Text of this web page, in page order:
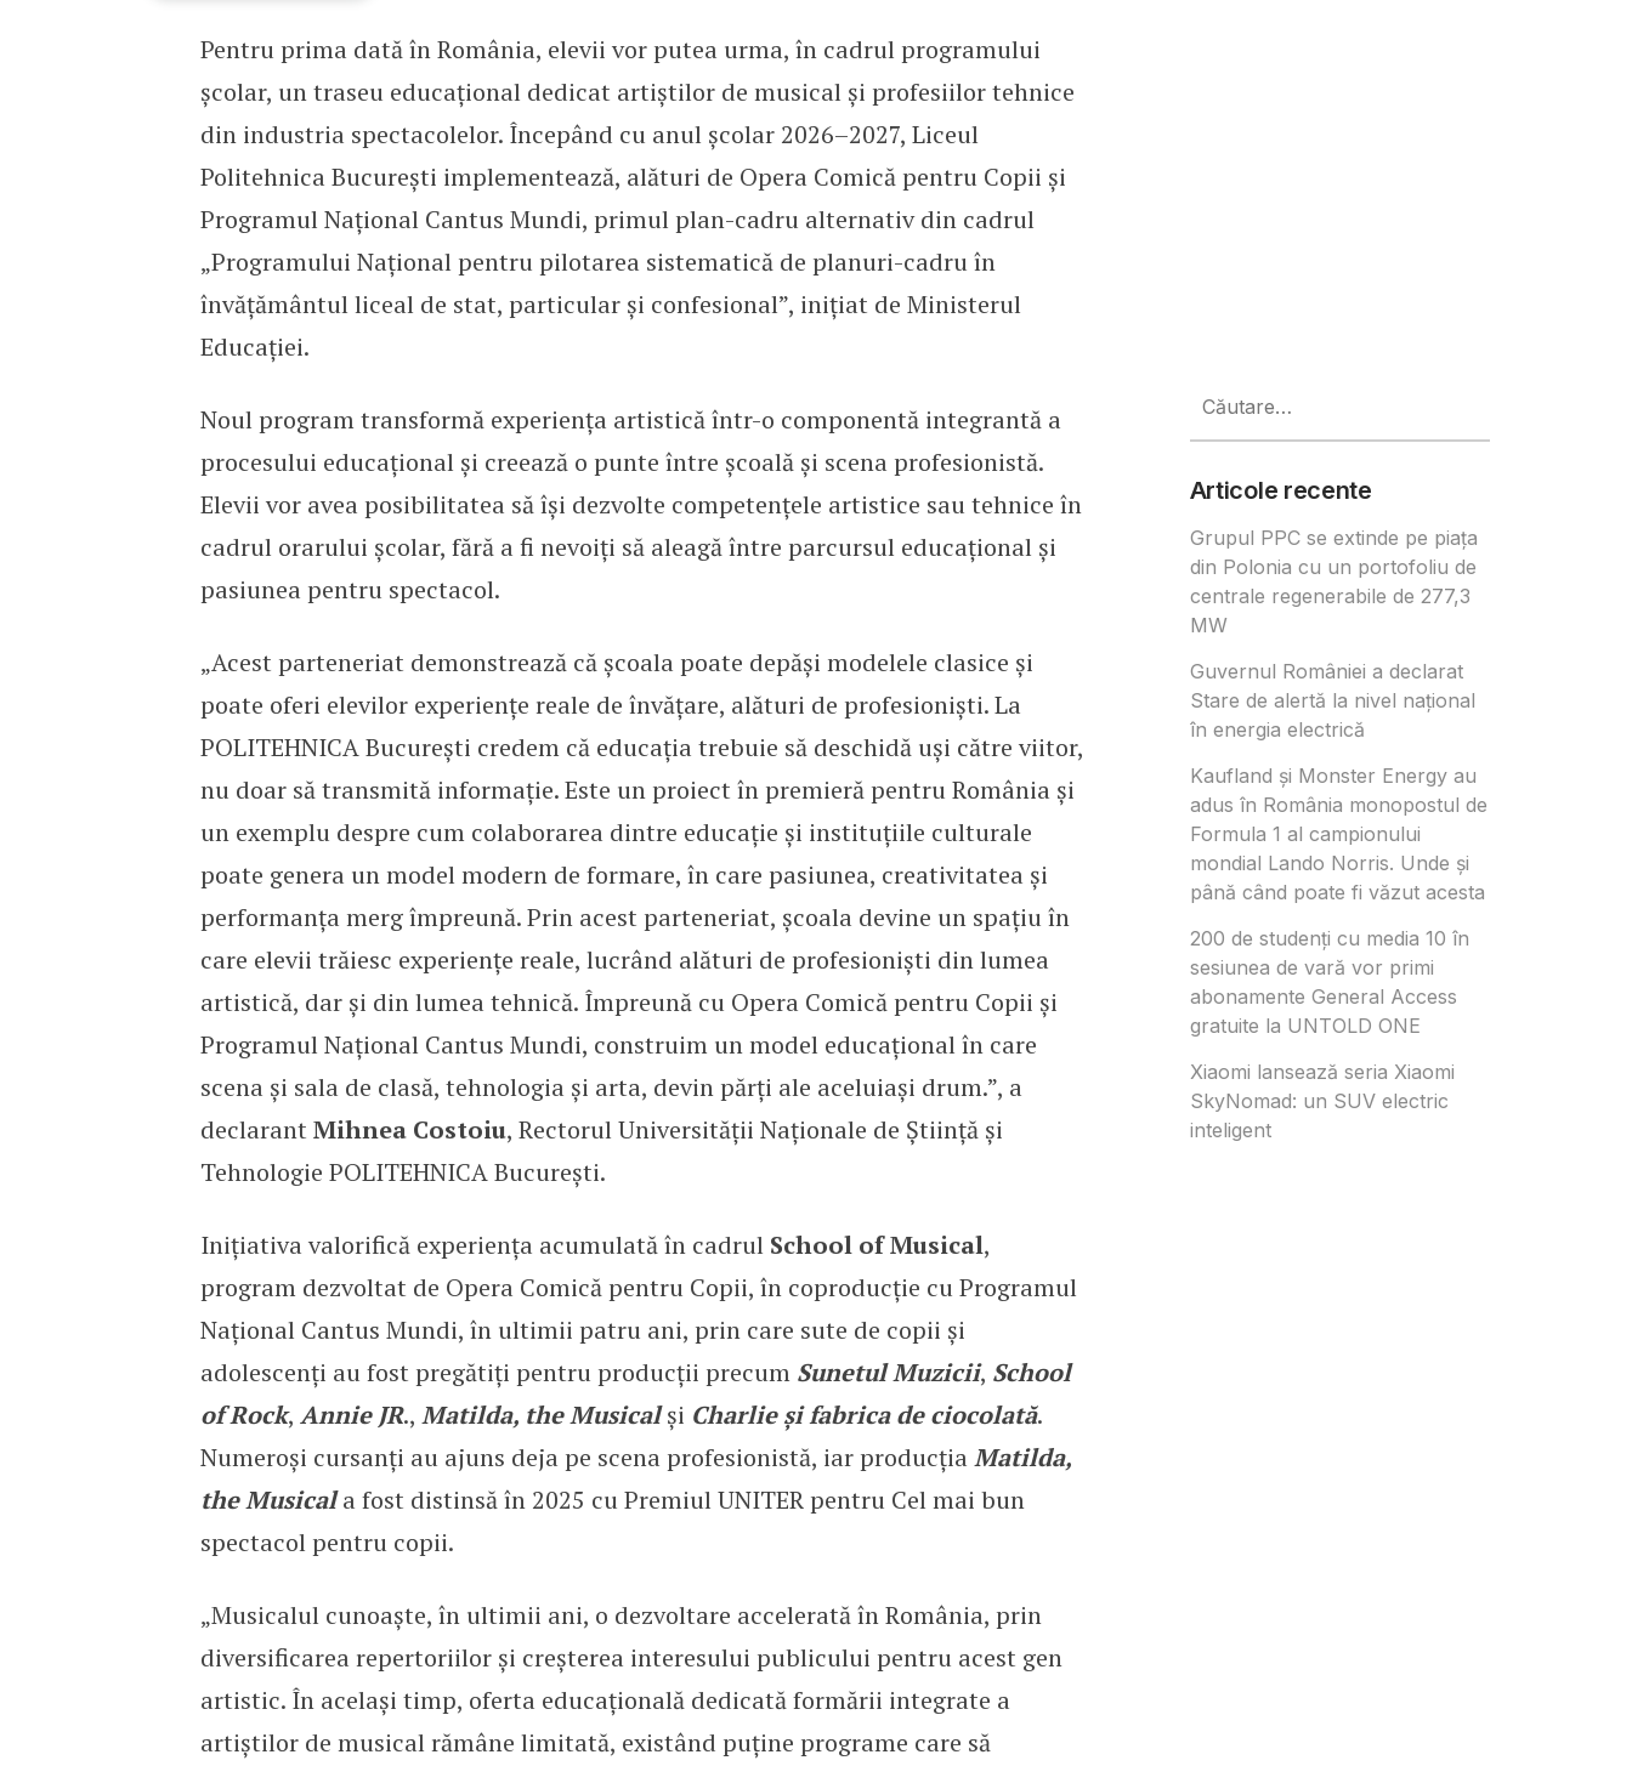
Pentru prima dată în România, elevii au un program pentru formare ca artiști de
Pentru prima dată în România, elevii vor putea urma, în cadrul programului
școlar, un traseu educațional dedicat artiștilor de musical și profesiilor tehnice
din industria spectacolelor. Începând cu anul școlar 2026–2027, Liceul
Politehnica București implementează, alături de Opera Comică pentru Copii și
Programul Național Cantus Mundi, primul plan-cadru alternativ din cadrul
„Programului Național pentru pilotarea sistematică de planuri-cadru în
învățământul liceal de stat, particular și confesional”, inițiat de Ministerul
Educației.
Noul program transformă experiența artistică într-o componentă integrantă a
procesului educațional și creează o punte între școală și scena profesionistă.
Elevii vor avea posibilitatea să își dezvolte competențele artistice sau tehnice în
cadrul orarului școlar, fără a fi nevoiți să aleagă între parcursul educațional și
pasiunea pentru spectacol.
„Acest parteneriat demonstrează că școala poate depăși modelele clasice și
poate oferi elevilor experiențe reale de învățare, alături de profesioniști. La
POLITEHNICA București credem că educația trebuie să deschidă uși către viitor,
nu doar să transmită informație. Este un proiect în premieră pentru România și
un exemplu despre cum colaborarea dintre educație și instituțiile culturale
poate genera un model modern de formare, în care pasiunea, creativitatea și
performanța merg împreună. Prin acest parteneriat, școala devine un spațiu în
care elevii trăiesc experiențe reale, lucrând alături de profesioniști din lumea
artistică, dar și din lumea tehnică. Împreună cu Opera Comică pentru Copii și
Programul Național Cantus Mundi, construim un model educațional în care
scena și sala de clasă, tehnologia și arta, devin părți ale aceluiași drum.”, a
declarant Mihnea Costoiu, Rectorul Universității Naționale de Știință și
Tehnologie POLITEHNICA București.
Inițiativa valorifică experiența acumulată în cadrul School of Musical,
program dezvoltat de Opera Comică pentru Copii, în coproducție cu Programul
Național Cantus Mundi, în ultimii patru ani, prin care sute de copii și
adolescenți au fost pregătiți pentru producții precum Sunetul Muzicii, School
of Rock, Annie JR., Matilda, the Musicalși Charlie și fabrica de ciocolată.
Numeroși cursanți au ajuns deja pe scena profesionistă, iar producția Matilda,
the Musicala fost distinsă în 2025 cu Premiul UNITER pentru Cel mai bun
spectacol pentru copii.
„Musicalul cunoaște, în ultimii ani, o dezvoltare accelerată în România, prin
diversificarea repertoriilor și creșterea interesului publicului pentru acest gen
artistic. În același timp, oferta educațională dedicată formării integrate a
artiștilor de musical rămâne limitată, existând puține programe care să
după:
Articole recente
Grupul PPC se extinde pe piața
din Polonia cu un portofoliu de
centrale regenerabile de 277,3
MW
Guvernul României a declarat
Stare de alertă la nivel național
în energia electrică
Kaufland și Monster Energy au
adus în România monopostul de
Formula 1 al campionului
mondial Lando Norris. Unde și
până când poate fi văzut acesta
200 de studenți cu media 10 în
sesiunea de vară vor primi
abonamente General Access
gratuite la UNTOLD ONE
Xiaomi lansează seria Xiaomi
SkyNomad: un SUV electric
inteligent